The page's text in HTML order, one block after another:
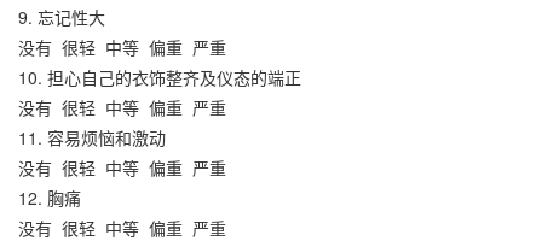
9. 忘记性大
没有 很轻 中等 偏重 严重
10. 担心自己的衣饰整齐及仪态的端正
没有 很轻 中等 偏重 严重
11. 容易烦恼和激动
没有 很轻 中等 偏重 严重
12. 胸痛
没有 很轻 中等 偏重 严重